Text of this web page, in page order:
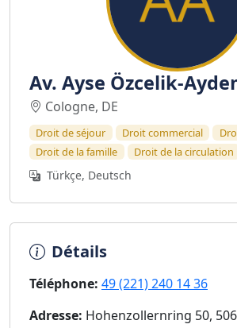
Av. Ayse Özcelik-
Cologne, DE
Droit de séjour Droit commercial
Droit de la famille
Droit de la circulation
Türkçe, Deutsch
Détails
Téléphone: 49 (221) 240 14 36
Adresse: Hohenzollernring 50,